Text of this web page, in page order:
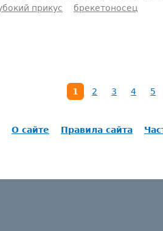
прикус
брекетоносец
1 2 3 4 5
О сайте Правила сайта